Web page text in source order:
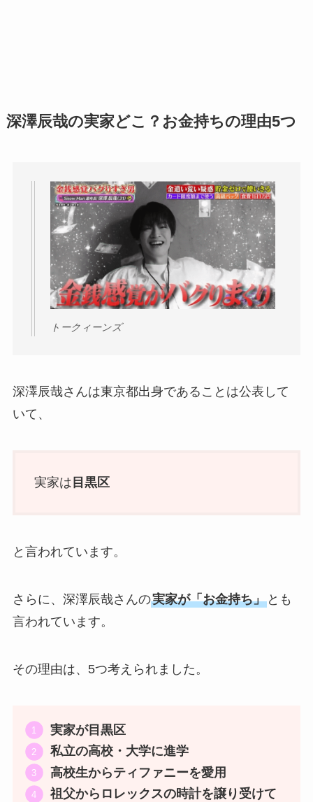
深澤辰哉の実家どこ？お金持ちの理由5つ
トークィーンズ
深澤辰哉さんは東京都出身であることは公表して
いて、
実家は 目黒区
と言われています。
さらに、深澤辰哉さんの実家が「お金持ち」とも
言われています。
その理由は、5つ考えられました。
実家が目黒区
私立の高校・大学に進学
高校生からティファニーを愛用
祖父からロレックスの時計を譲り受けて